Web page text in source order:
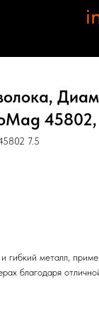
45802,
7.5
металл,
благодаря